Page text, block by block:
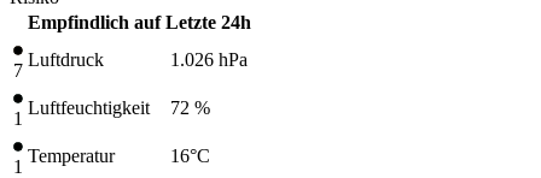
Empfindlich auf Letzte 24h
7
Luftdruck 1.026 hPa
1
Luftfeuchtigkeit 72 %
1
Temperatur 16°C